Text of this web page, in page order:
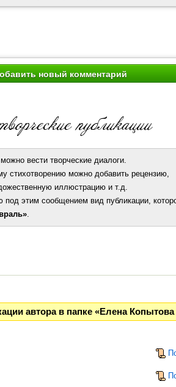
можно вести творческие диалоги.
стихотворению можно добавить рецензию,
иллюстрацию и т.д.
под этим сообщением вид публикации,
.
автора в папке «Елена Копытова